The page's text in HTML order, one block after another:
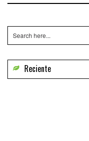
Reciente